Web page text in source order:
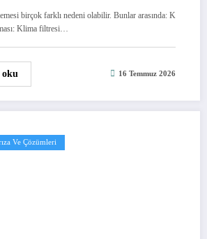
birçok farklı nedeni olabilir. Bunlar arasında: K
Klima filtresi…
oku 16 Temmuz 2026
Ve Çözümleri